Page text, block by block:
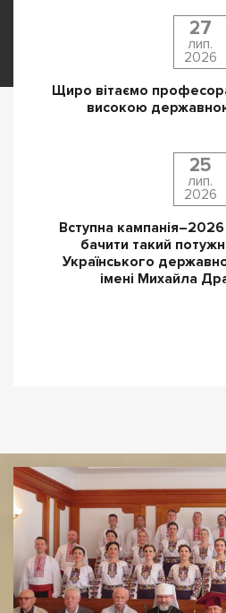
27
лип.
2026
Щиро вітаємо
високою
25
лип.
2026
Вступна кампанія–2026
бачити такий
Українського
імені Михайла